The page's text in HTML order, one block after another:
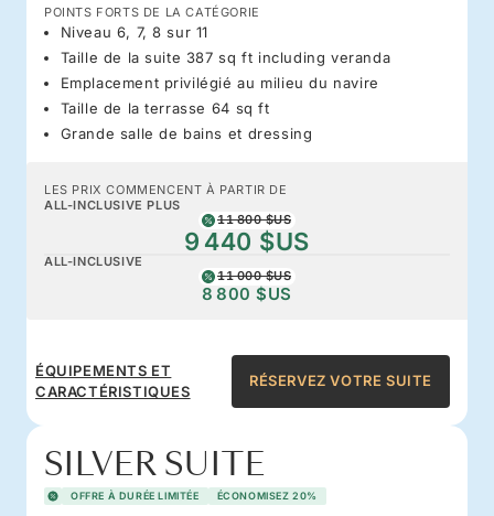
POINTS FORTS DE LA CATÉGORIE
Niveau 6, 7, 8 sur 11
Taille de la suite 387 sq ft including veranda
Emplacement privilégié au milieu du navire
Taille de la terrasse 64 sq ft
Grande salle de bains et dressing
LES PRIX COMMENCENT À PARTIR DE
ALL-INCLUSIVE PLUS
11 800 $US
9 440 $US
ALL-INCLUSIVE
11 000 $US
8 800 $US
ÉQUIPEMENTS ET
CARACTÉRISTIQUES
RÉSERVEZ VOTRE SUITE
SILVER SUITE
OFFRE À DURÉE LIMITÉE ÉCONOMISEZ 20%